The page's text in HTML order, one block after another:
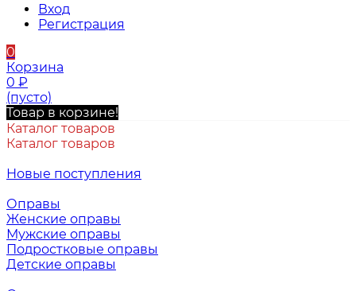
Вход
Регистрация
0
Корзина
0 ₽
(пусто)
Товар в корзине!
Каталог товаров
Каталог товаров
Новые поступления
Оправы
Женские оправы
Мужские оправы
Подростковые оправы
Детские оправы